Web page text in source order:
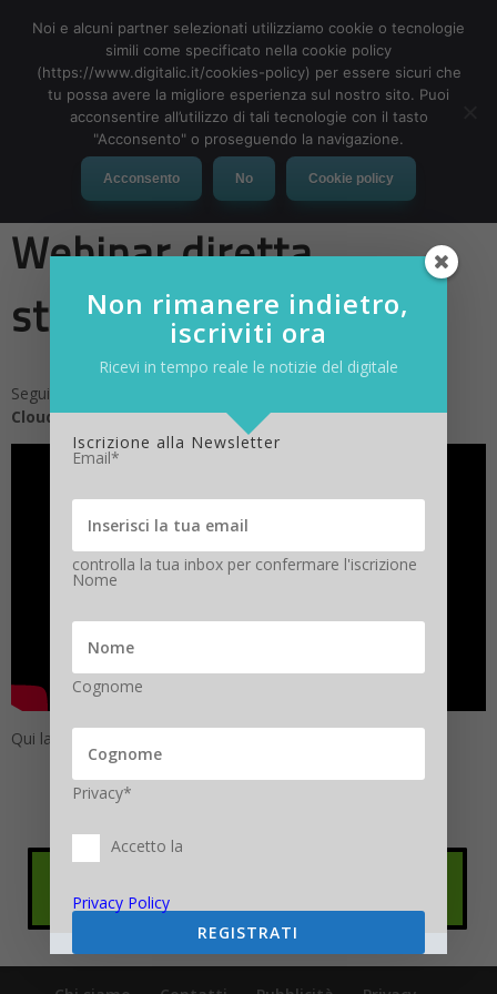
MENU
La civiltà dei dati –
Webinar diretta
streaming
Segui il webinar 2.0
Cloud e IBM
Qui la diretta Social
Non rimanere indietro,
iscriviti ora
Ricevi in tempo reale le notizie del digitale
Iscrizione alla Newsletter
Email*
controlla la tua inbox per confermare l'iscrizione
Nome
Cognome
Privacy*
Accetto la
Privacy Policy
REGISTRATI
Noi e alcuni partner selezionati utilizziamo cookie o tecnologie
simili come specificato nella cookie policy
(https://www.digitalic.it/cookies-policy) per essere sicuri che
tu possa avere la migliore esperienza sul nostro sito. Puoi
acconsentire all’utilizzo di tali tecnologie con il tasto
"Acconsento" o proseguendo la navigazione.
Acconsento No Cookie policy